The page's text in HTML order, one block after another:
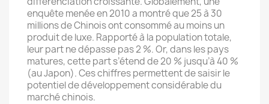
enquête menée en 2010 a montré que 25 à 30
millions de Chinois ont consommé au moins un
produit de luxe. Rapporté à la population totale,
leur part ne dépasse pas 2 %. Or, dans les pays
matures, cette part s’étend de 20 % jusqu’à 40 %
(au Japon). Ces chiffres permettent de saisir le
potentiel de développement considérable du
marché chinois.